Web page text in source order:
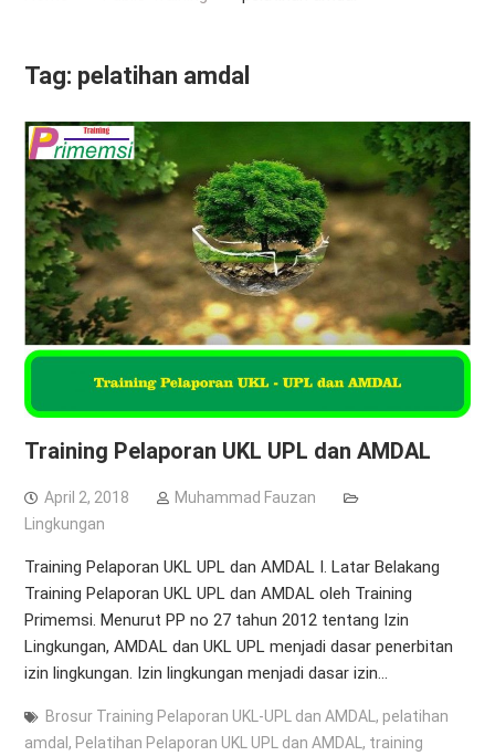
Tag: pelatihan amdal
Training Pelaporan UKL UPL dan AMDAL
April 2, 2018
Muhammad Fauzan
Lingkungan
Training Pelaporan UKL UPL dan AMDAL I. Latar Belakang
Training Pelaporan UKL UPL dan AMDAL oleh Training
Primemsi. Menurut PP no 27 tahun 2012 tentang Izin
Lingkungan, AMDAL dan UKL UPL menjadi dasar penerbitan
izin lingkungan. Izin lingkungan menjadi dasar izin…
Brosur Training Pelaporan UKL-UPL dan AMDAL , pelatihan
amdal, Pelatihan Pelaporan UKL UPL dan AMDAL , training